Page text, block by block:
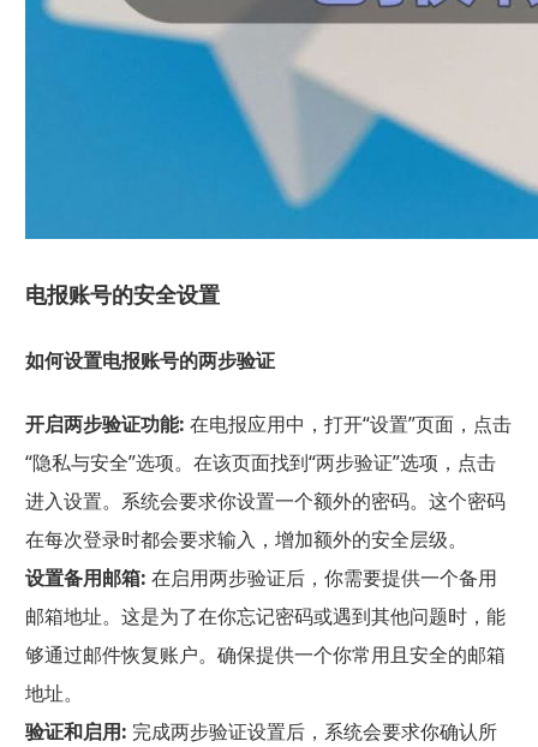
电报账号的安全设置
如何设置电报账号的两步验证
开启两步验证功能: 在电报应用中，打开“设置”页面，点击
“隐私与安全”选项。在该页面找到“两步验证”选项，点击
进入设置。系统会要求你设置一个额外的密码。这个密码
在每次登录时都会要求输入，增加额外的安全层级。
设置备用邮箱: 在启用两步验证后，你需要提供一个备用
邮箱地址。这是为了在你忘记密码或遇到其他问题时，能
够通过邮件恢复账户。确保提供一个你常用且安全的邮箱
地址。
验证和启用: 完成两步验证设置后，系统会要求你确认所